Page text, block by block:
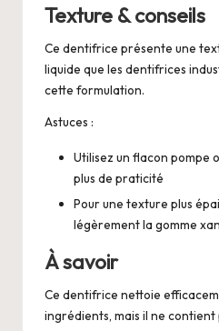
Texture & conseils
Ce dentifrice présente une
liquide que les dentifrices
cette formulation.
Astuces :
Utilisez un flacon pompe
plus de praticité
Pour une texture plus
légèrement la gomme
À savoir
Ce dentifrice nettoie
ingrédients, mais il ne contient